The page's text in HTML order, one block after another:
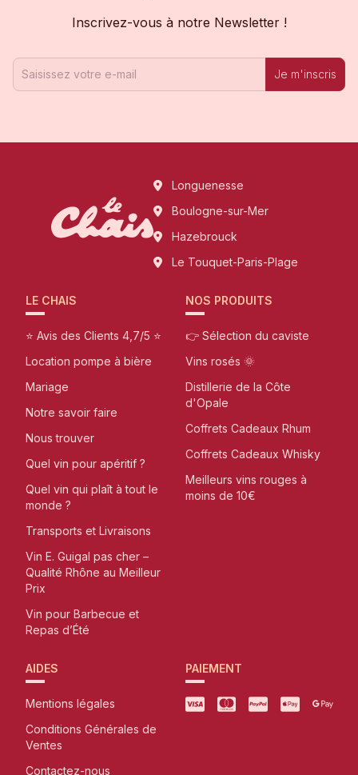
Inscrivez-vous à notre Newsletter !
Je m'inscris
Longuenesse
Boulogne-sur-Mer
Hazebrouck
Le Touquet-Paris-Plage
LE CHAIS
⭐ Avis des Clients 4,7/5 ⭐
Location pompe à bière
Mariage
Notre savoir faire
Nous trouver
Quel vin pour apéritif ?
Quel vin qui plaît à tout le
monde ?
Transports et Livraisons
Vin E. Guigal pas cher –
Qualité Rhône au Meilleur
Prix
Vin pour Barbecue et
Repas d’Été
NOS PRODUITS
👉 Sélection du caviste
Vins rosés 🌞
Distillerie de la Côte
d'Opale
Coffrets Cadeaux Rhum
Coffrets Cadeaux Whisky
Meilleurs vins rouges à
moins de 10€
AIDES
Mentions légales
Conditions Générales de
Ventes
Contactez-nous
PAIEMENT